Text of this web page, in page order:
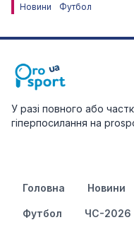
Новини
Футбол
У разі повного або
гіперпосилання на
Головна Новини
Футбол ЧС-2026